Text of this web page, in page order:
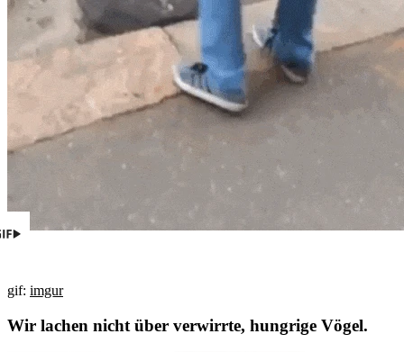
gif: imgur
Wir lachen nicht über verwirrte, hungrige Vögel.